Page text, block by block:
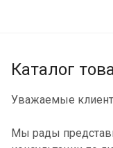
Каталог
Уважаемые
Мы рады